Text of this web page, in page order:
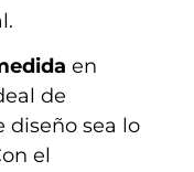
en
de
diseño sea lo
el